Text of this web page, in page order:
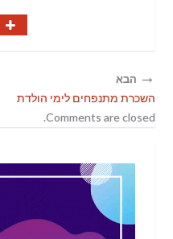
→
השכרת מתנפחים לימי הולדת
Comments are closed.